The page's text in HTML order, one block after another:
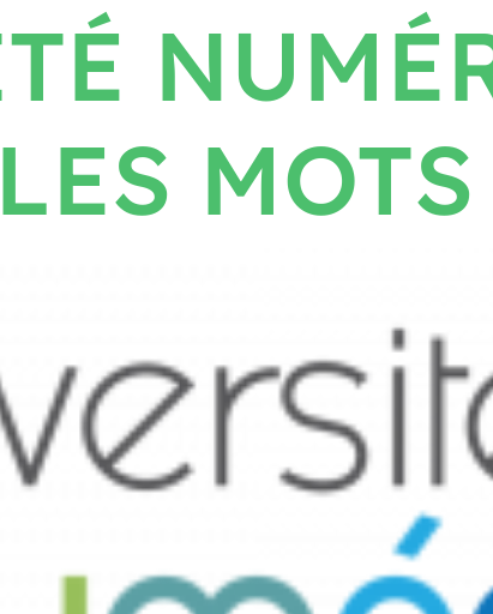
MOTS